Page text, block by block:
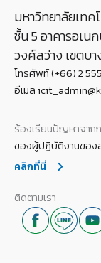
มหาวิทยาลัยเทค
ชั้น 5 อาคารอเน
วงศ์สว่าง เขตบ
โทรศัพท์ (+66) 2
อีเมล
ร้องเรียนปัญหาจาก
ของผู้ปฏิบัติงานของ
คลิกที่นี่
ติดตามเรา